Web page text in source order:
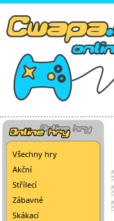
Všechny hry
Akční
Střílecí
Zábavné
Skákací